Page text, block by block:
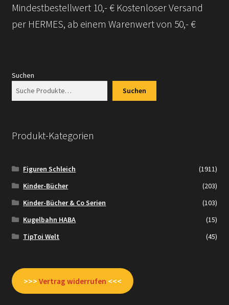
Versandarten
AGB
Widerrufsbelehrung
Versand + Wichtige Infos
Mindestbestellwert 10,- € Kostenloser Versand
per HERMES, ab einem Warenwert von 50,- €
Suchen
Suchen
Produkt-Kategorien
Figuren Schleich
(1911)
Kinder-Bücher
(203)
Kinder-Bücher & Co Serien
(103)
Kugelbahn HABA
(15)
TipToi Welt
(45)
>>> Vertrag widerrufen <<<